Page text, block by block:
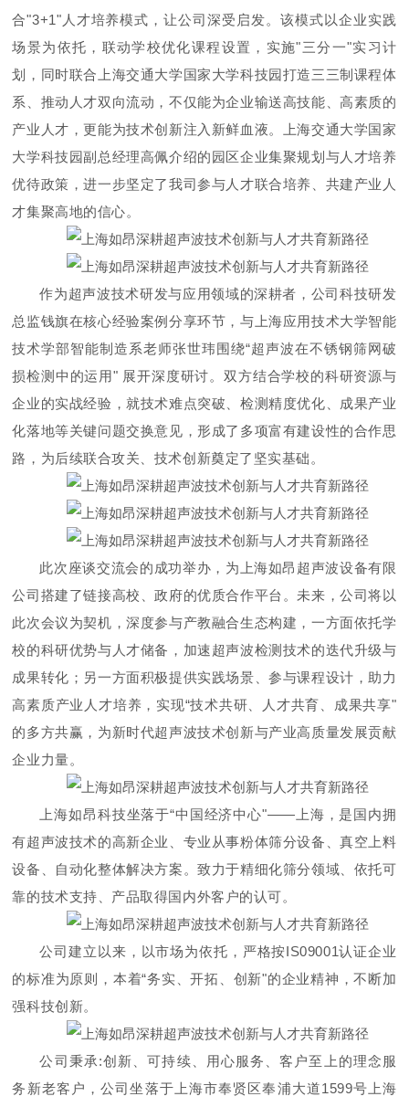
合"3+1"人才培养模式，让公司深受启发。该模式以企业实践
场景为依托，联动学校优化课程设置，实施"三分一"实习计
划，同时联合上海交通大学国家大学科技园打造三三制课程体
系、推动人才双向流动，不仅能为企业输送高技能、高素质的
产业人才，更能为技术创新注入新鲜血液。上海交通大学国家
大学科技园副总经理高佩介绍的园区企业集聚规划与人才培养
优待政策，进一步坚定了我司参与人才联合培养、共建产业人
才集聚高地的信心。
作为超声波技术研发与应用领域的深耕者，公司科技研发
总监钱旗在核心经验案例分享环节，与上海应用技术大学智能
技术学部智能制造系老师张世玮围绕“超声波在不锈钢筛网破
损检测中的运用" 展开深度研讨。双方结合学校的科研资源与
企业的实战经验，就技术难点突破、检测精度优化、成果产业
化落地等关键问题交换意见，形成了多项富有建设性的合作思
路，为后续联合攻关、技术创新奠定了坚实基础。
此次座谈交流会的成功举办，为上海如昂超声波设备有限
公司搭建了链接高校、政府的优质合作平台。未来，公司将以
此次会议为契机，深度参与产教融合生态构建，一方面依托学
校的科研优势与人才储备，加速超声波检测技术的迭代升级与
成果转化；另一方面积极提供实践场景、参与课程设计，助力
高素质产业人才培养，实现“技术共研、人才共育、成果共享"
的多方共赢，为新时代超声波技术创新与产业高质量发展贡献
企业力量。
上海如昂科技坐落于“中国经济中心"——上海，是国内拥
有超声波技术的高新企业、专业从事粉体筛分设备、真空上料
设备、自动化整体解决方案。致力于精细化筛分领域、依托可
靠的技术支持、产品取得国内外客户的认可。
公司建立以来，以市场为依托，严格按IS09001认证企业
的标准为原则，本着“务实、开拓、创新"的企业精神，不断加
强科技创新。
公司秉承:创新、可持续、用心服务、客户至上的理念服
务新老客户，公司坐落于上海市奉贤区奉浦大道1599号上海